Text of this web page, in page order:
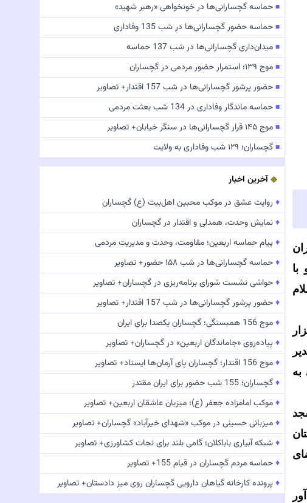
با
به
■ حماسه گچسارانی‌ها در خونخواهی «رهبر شهید»
■ حماسه حضور گچسارانی‌ها در شب 135 وفاداری
■ میدان‌داری گچسارانی‌ها در شب 137 حماسه
■ موج ۱۳۹؛ استمرار حضور مردمی در گچساران
■ حضور پرشور گچسارانی‌ها در شب 157 اقتدار+ تصاویر
■ حماسه ماندگار وفاداری در 134 شب بعثت مردمی
■ موج ۱۴۵ قرار گچسارانی‌ها در سنگر خیابان+ تصاویر
■ گچساران؛ ۱۲۹ شب وفاداری به ولایت
آخرین اخبار
♦ روایت عشق در موکب محبین اهل‌بیت (ع) گچساران
♦نمایش وحدت، همدلی و اقتدار در گچساران
♦ پیام حماسه اربعین؛ مقاومت، وحدت و مدیریت مردمی
♦حماسه گچسارانی‌ها در شب ۱۵۸ حضور+ تصاویر
♦حواشی نشست شورای برنامه‌ریزی در گچساران+ تصاویر
♦حضور پرشور گچسارانی‌ها در شب 157 اقتدار+ تصاویر
♦موج 156 همبستگی؛ گچساران یکصدا برای ایران
♦ پیاده‌روی «جاماندگان اربعین» در گچساران+ تصاویر
♦موج 156 اقتدار؛ گچساران پای آرمان‌ها ایستاد+ تصاویر
♦گچساران؛ 155 شب حضور برای ایران مقتدر
♦موکب امامزاده جعفر (ع)؛ میزبان عاشقان اربعین+ تصاویر
♦میزبانی حسینی در موکب «شهدای خیرآباد» گچساران+ تصاویر
♦شبکه آبیاری باباکلان؛ گامی بلند برای نجات کشاورزی+ تصاویر
♦حماسه مردم گچساران در قیام 155+ تصاویر
♦ پرونده کارخانه گیاهان دارویی گچساران روی میز دادستان+ تصاویر